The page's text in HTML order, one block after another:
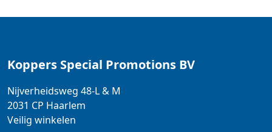
Koppers Special Promotions BV
Nijverheidsweg 48-L & M
2031 CP Haarlem
Veilig winkelen